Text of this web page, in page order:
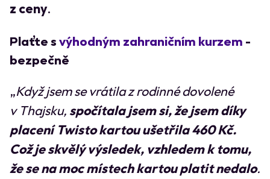
z ceny.
Plaťte svýhodným zahraničním kurzem -
bezpečně
„Když jsem se vrátila z rodinné dovolené
v Thajsku,spočítala jsem si, že jsem díky
placení Twisto kartou ušetřila 460 Kč.
Což je skvělý výsledek, vzhledem k tomu,
že se na moc místech kartou platit nedalo.